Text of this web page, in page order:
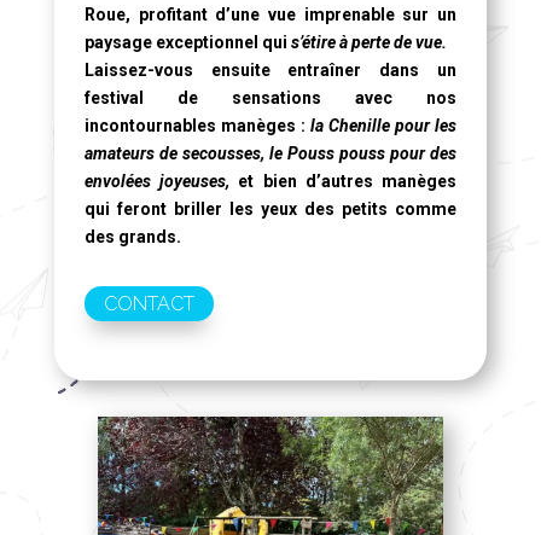
Roue, profitant d’une vue imprenable sur un
paysage exceptionnel qui s’étire à perte de vue.
Laissez-vous ensuite entraîner dans un
festival de sensations avec nos
incontournables manèges : la Chenille pour les
amateurs de secousses, le Pouss pouss pour des
envolées joyeuses, et bien d’autres manèges
qui feront briller les yeux des petits comme
des grands.
CONTACT